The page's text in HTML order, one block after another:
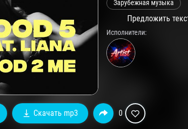
Зарубежная музыка
Предложить
Исполнители:
Скачать mp3 0